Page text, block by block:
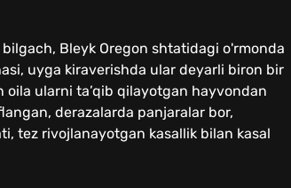
Bleyk Oregon shtatidagi o'rmonda
uyga kiraverishda ular deyarli biron bir
ularni ta’qib qilayotgan hayvondan
derazalarda panjaralar bor,
tez rivojlanayotgan kasallik bilan kasal